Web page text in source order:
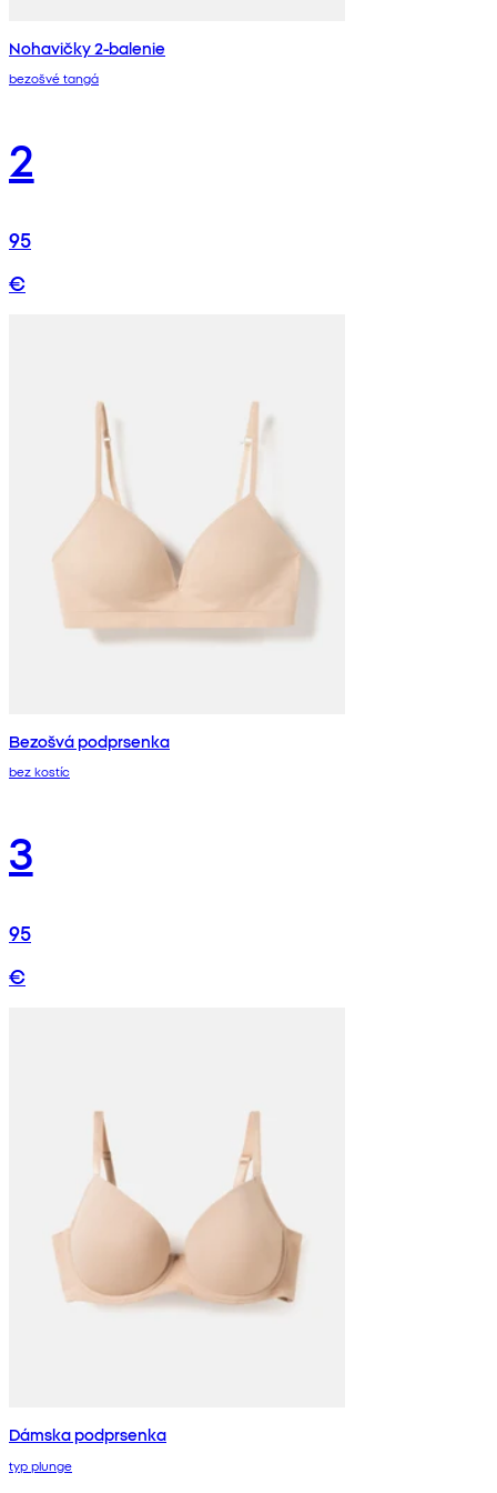
Nohavičky 2-balenie
bezošvé tangá
2
95
€
Bezošvá podprsenka
bez kostíc
3
95
€
Dámska podprsenka
typ plunge